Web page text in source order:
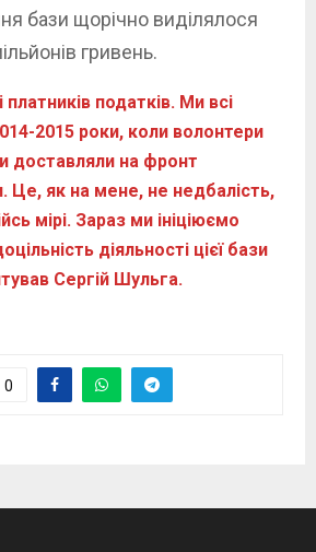
бази щорічно виділялося
гривень.
податків. Ми всі
2015 роки, коли волонтери
доставляли на фронт
Це, як на мене, не недбалість,
мірі. Зараз ми ініціюємо
діяльності цієї бази
Сергій Шульга.
0